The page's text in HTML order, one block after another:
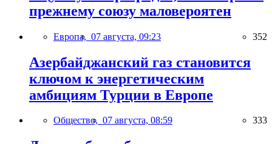
прежнему союзу маловероятен
Европа, 07 августа, 09:23 352
Азербайджанский газ становится
ключом к энергетическим
амбициям Турции в Европе
Общество, 07 августа, 08:59 333